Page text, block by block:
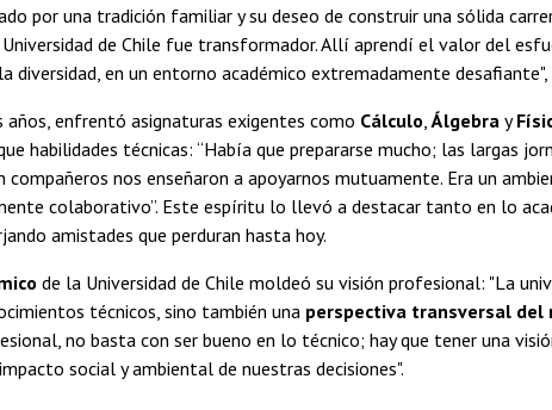
por una tradición familiar y su deseo de construir una sólida
de Chile fue transformador. Allí aprendí el valor del
diversidad, en un entorno académico extremadamente desafiante",
años, enfrentó asignaturas exigentes como Cálculo Álgebra y
habilidades técnicas: “Había que prepararse mucho; las largas
compañeros nos enseñaron a apoyarnos mutuamente. Era un
colaborativo”. Este espíritu lo llevó a destacar tanto en lo
amistades que perduran hasta hoy.
de la Universidad de Chile moldeó su visión profesional: "La
técnicos, sino también una perspectiva transversal del
no basta con ser bueno en lo técnico; hay que tener una
social y ambiental de nuestras decisiones".